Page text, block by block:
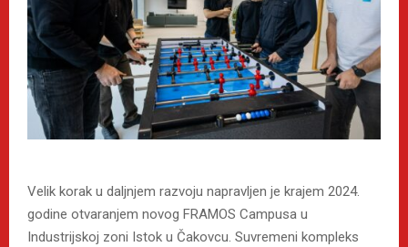
Velik korak u daljnjem razvoju napravljen je krajem 2024.
godine otvaranjem novog FRAMOS Campusa u
Industrijskoj zoni Istok u Čakovcu. Suvremeni kompleks